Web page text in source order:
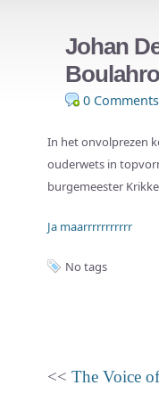
Johan
0 Comments
In het onvolprezen
ouderwets in
burgemeester
Ja maarrrrrrrrrrr
No tags
<< The Voice